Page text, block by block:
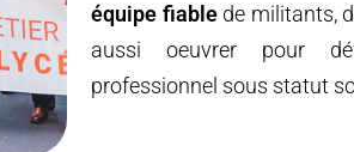
équipe fiablede militants,
aussi oeuvrer pour
professionnel sous statut